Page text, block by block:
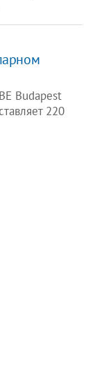
Budapest
220